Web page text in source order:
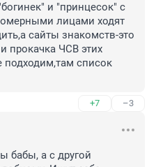
и "принцесок" с
лицами ходят
сайты знакомств-это
прокачка ЧСВ этих
подходим,там список
+7 –3
бабы, а с другой